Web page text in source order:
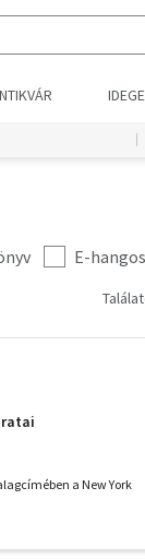
E-
a New York